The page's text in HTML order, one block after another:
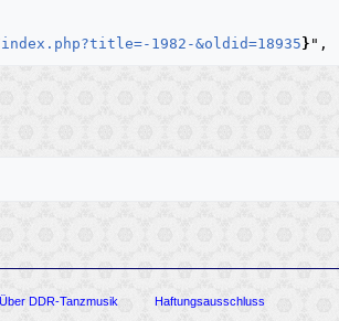
1982-&oldid=18935 }
Über DDR-Tanzmusik Haftungsausschluss